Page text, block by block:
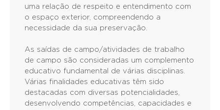
uma relação de respeito e entendimento com
o espaço exterior, compreendendo a
necessidade da sua preservação.
As saídas de campo/atividades de trabalho
de campo são consideradas um complemento
educativo fundamental de várias disciplinas.
Várias finalidades educativas têm sido
destacadas com diversas potencialidades,
desenvolvendo competências, capacidades e